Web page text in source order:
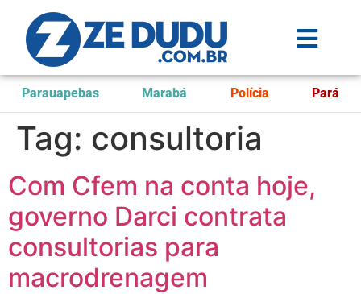
Parauapebas Marabá Polícia Pará
Tag: consultoria
Com Cfem na conta hoje,
governo Darci contrata
consultorias para
macrodrenagem